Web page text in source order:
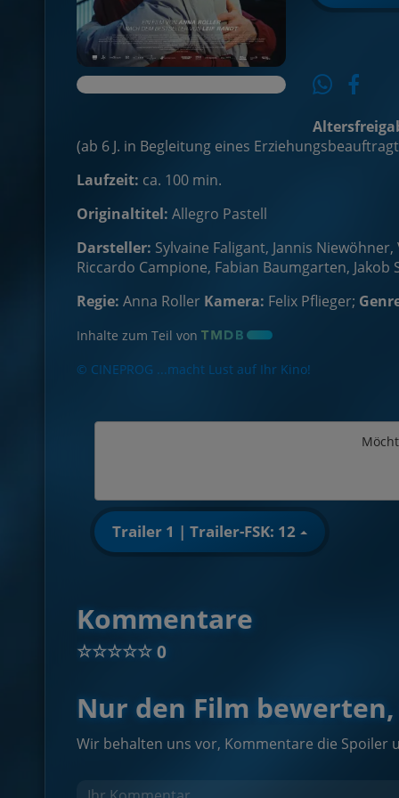
(ab 6 J. in Begleitung eines
Laufzeit: ca. 100 min.
Originaltitel: Allegro Pastell
Darsteller: Sylvaine Faligant, Jannis
Riccardo Campione, Fabian Baumgarten,
Regie: Anna Roller Kamera: Felix Pflieger;
Inhalte zum Teil von
© CINEPROG ...macht Lust auf Ihr Kino!
Trailer 1 | Trailer-FSK: 12
Kommentare
☆☆☆☆☆0
Nur den Film
Wir behalten uns vor, Kommentare die Spoiler